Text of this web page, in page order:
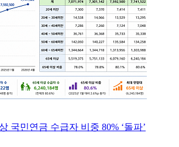
국민연금 수급자 비중 80% ‘돌파’